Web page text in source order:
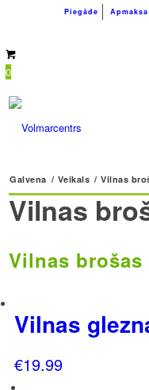
Piegāde Apmaksa
0
Galvena / Veikals / Vilnas
Vilnas
Vilnas
Vilnas
€19.99